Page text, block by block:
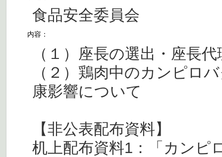
食品安全委員会
内容：
（１）座長の選出・座長
（２）鶏肉中のカンピロ
康影響について
【非公表配布資料】
机上配布資料1：「カン